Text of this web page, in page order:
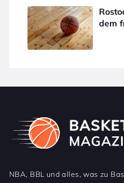
dem
NBA, BBL und alles, was zu